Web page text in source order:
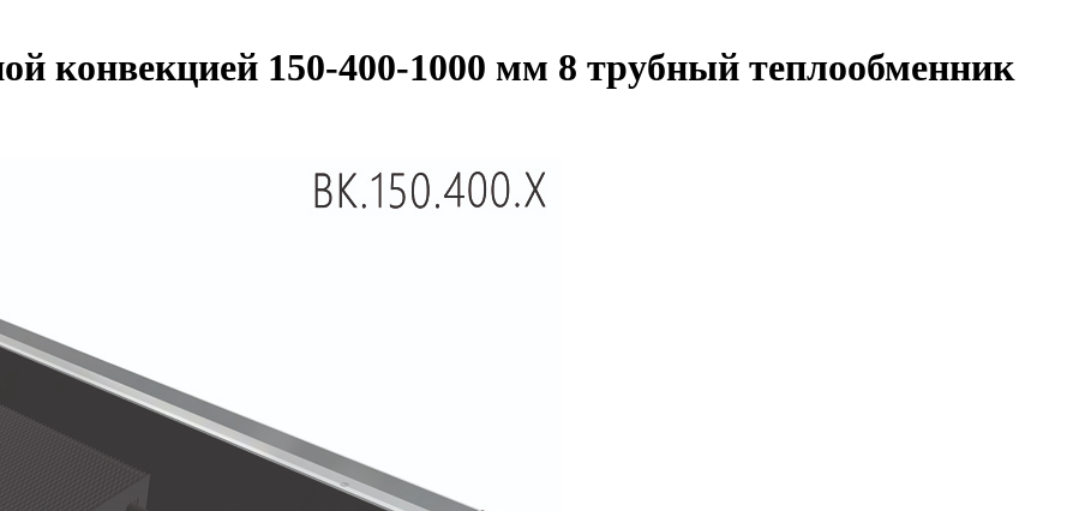
конвекцией 150-400-1000 мм 8 трубный теплообменник